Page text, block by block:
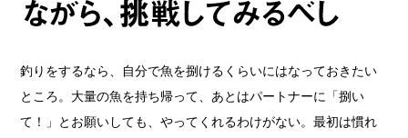
釣りをするなら、自分で魚を捌けるくらいにはなっておきたい
ところ。大量の魚を持ち帰って、あとはパートナーに「捌い
て！」とお願いしても、やってくれるわけがない。最初は慣れ